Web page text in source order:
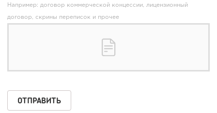
Например: договор коммерческой концессии, лицензионный
договор, скрины переписок и прочее